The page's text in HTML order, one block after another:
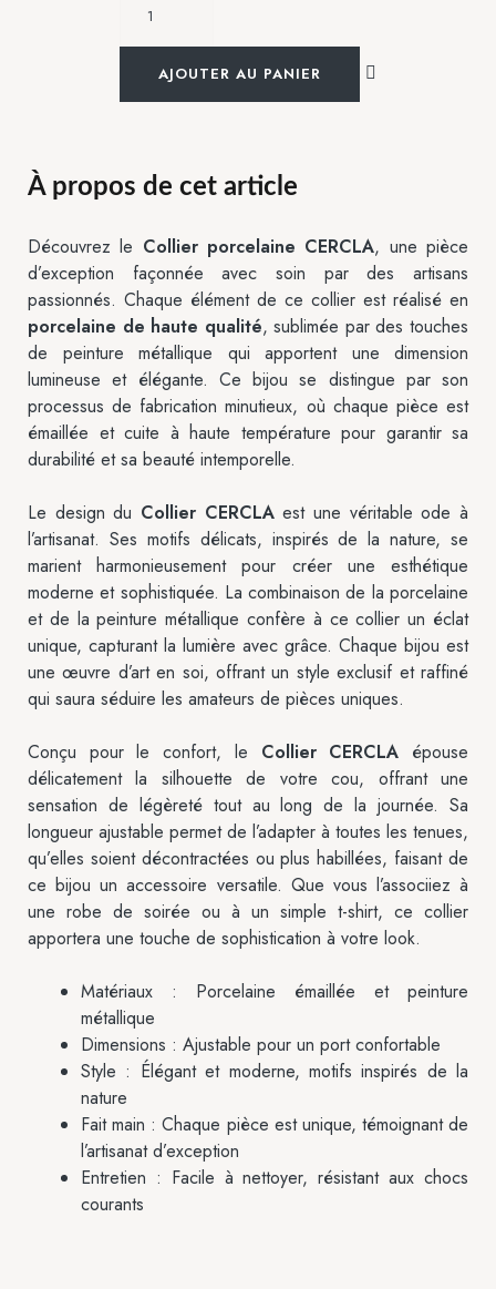
AJOUTER AU PANIER
À propos de cet article
Découvrez le Collier porcelaine CERCLA, une pièce
d’exception façonnée avec soin par des artisans
passionnés. Chaque élément de ce collier est réalisé en
porcelaine de haute qualité, sublimée par des touches
de peinture métallique qui apportent une dimension
lumineuse et élégante. Ce bijou se distingue par son
processus de fabrication minutieux, où chaque pièce est
émaillée et cuite à haute température pour garantir sa
durabilité et sa beauté intemporelle.
Le design du Collier CERCLAest une véritable ode à
l’artisanat. Ses motifs délicats, inspirés de la nature, se
marient harmonieusement pour créer une esthétique
moderne et sophistiquée. La combinaison de la porcelaine
et de la peinture métallique confère à ce collier un éclat
unique, capturant la lumière avec grâce. Chaque bijou est
une œuvre d’art en soi, offrant un style exclusif et raffiné
qui saura séduire les amateurs de pièces uniques.
Conçu pour le confort, le Collier CERCLA épouse
délicatement la silhouette de votre cou, offrant une
sensation de légèreté tout au long de la journée. Sa
longueur ajustable permet de l’adapter à toutes les tenues,
qu’elles soient décontractées ou plus habillées, faisant de
ce bijou un accessoire versatile. Que vous l’associiez à
une robe de soirée ou à un simple t-shirt, ce collier
apportera une touche de sophistication à votre look.
Matériaux : Porcelaine émaillée et peinture
métallique
Dimensions : Ajustable pour un port confortable
Style : Élégant et moderne, motifs inspirés de la
nature
Fait main : Chaque pièce est unique, témoignant de
l’artisanat d’exception
Entretien : Facile à nettoyer, résistant aux chocs
courants